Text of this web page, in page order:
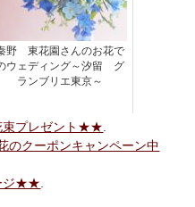
野 東花園さんのお花で
ウェディング～汐留 グ
ランブリエ東京～
プレゼント★★
クーポンキャンペーン中
ジ★★